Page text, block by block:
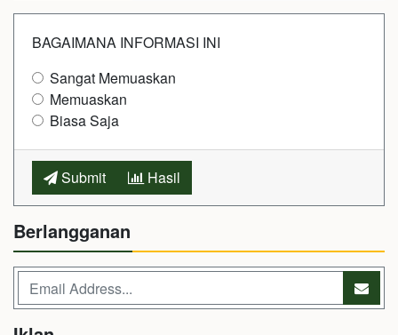
BAGAIMANA INFORMASI INI
Sangat Memuaskan
Memuaskan
Biasa Saja
Submit Hasil
Berlangganan